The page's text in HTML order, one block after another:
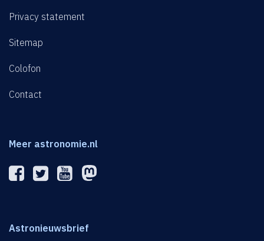
Privacy statement
Sitemap
Colofon
Contact
Meer astronomie.nl
Astronieuwsbrief